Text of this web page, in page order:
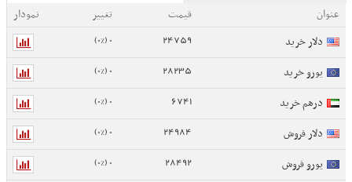
عنوان
قیمت تغییر
نمودار
دلار خرید
24759
0 (0%)
یورو خرید 28235
0 (0%)
درهم خرید 6741
0 (0%)
دلار فروش 24984
0 (0%)
یورو فروش 28492
0 (0%)